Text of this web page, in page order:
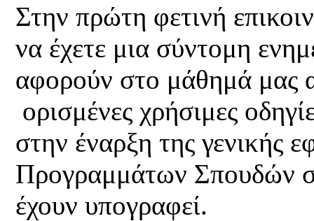
Στην πρώτη φετινή
να έχετε μια σύντομη
αφορούν στο μάθημά μας
ορισμένες χρήσιμες
στην έναρξη της γενικής
Προγραμμάτων Σπουδών
έχουν υπογραφεί.